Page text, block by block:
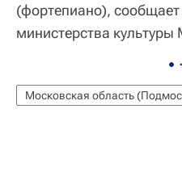
(фортепиано), сообщает
министерства
Московская область